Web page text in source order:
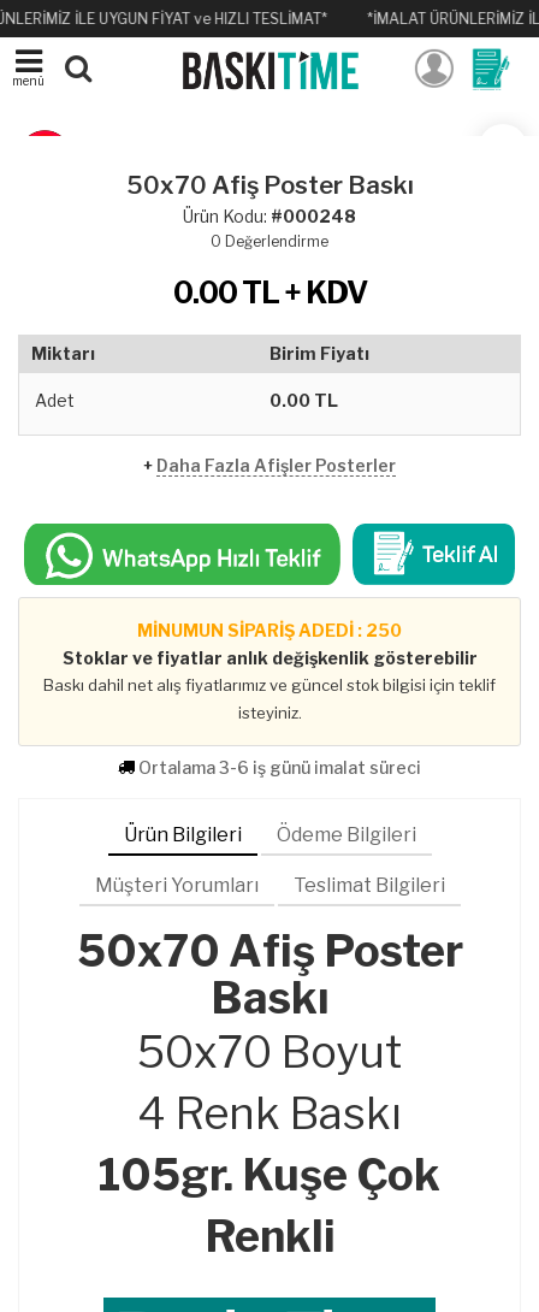
İLE UYGUN FİYAT ve HIZLI TESLİMAT* *İMALAT ÜRÜNLERİMİZ
menü
50x70 Afiş Poster Baskı
Ürün Kodu: #000248
0 Değerlendirme
0.00TL + KDV
Miktarı Birim Fiyatı
Adet 0.00 TL
+ Daha Fazla Afişler Posterler
MİNUMUN SİPARİŞ ADEDİ : 250
Stoklar ve fiyatlar anlık değişkenlik gösterebilir
Baskı dahil net alış fiyatlarımız ve güncel stok bilgisi için teklif
isteyiniz.
Ortalama 3-6 iş günü imalat süreci
Ürün Bilgileri Ödeme Bilgileri
Müşteri Yorumları Teslimat Bilgileri
50x70 Afiş Poster
Baskı
50x70 Boyut
4 Renk Baskı
105gr. Kuşe Çok
Renkli